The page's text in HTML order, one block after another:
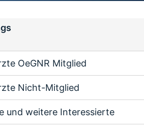
OeGNR Mitglied
Nicht-Mitglied
und weitere Interessierte